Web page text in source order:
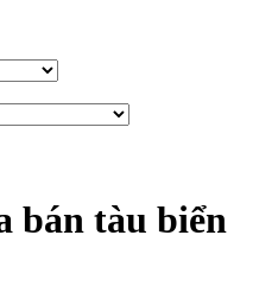
bán tàu biển